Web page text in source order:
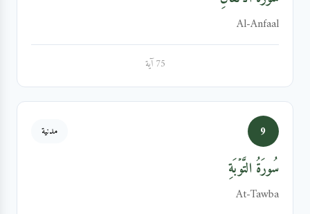
Al-Anfaal
75 آية
9 مدنية
سُورَةُ التَّوۡبَةِ
At-Tawba